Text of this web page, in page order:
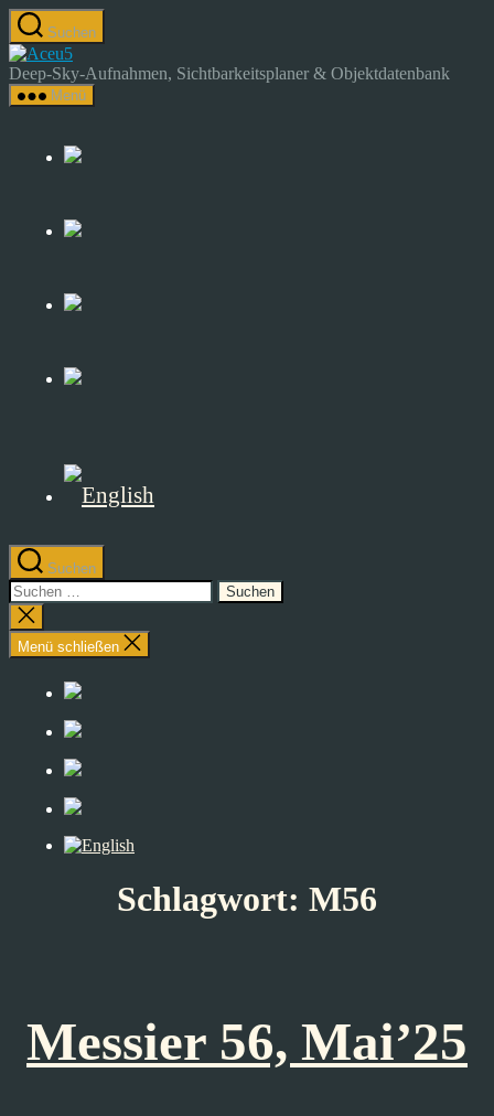
Zum
Inhalt
springen
Suchen
Astrocamp
–
Astrofotografie
Sky-
Deep-Sky-Aufnahmen, Sichtbarkeitsplaner & Objektdatenbank
Menü
Suchen
Suchen
nach:
Suche
schließen
Menü schließen
Schlagwort: M56
Messier 56, Mai’25